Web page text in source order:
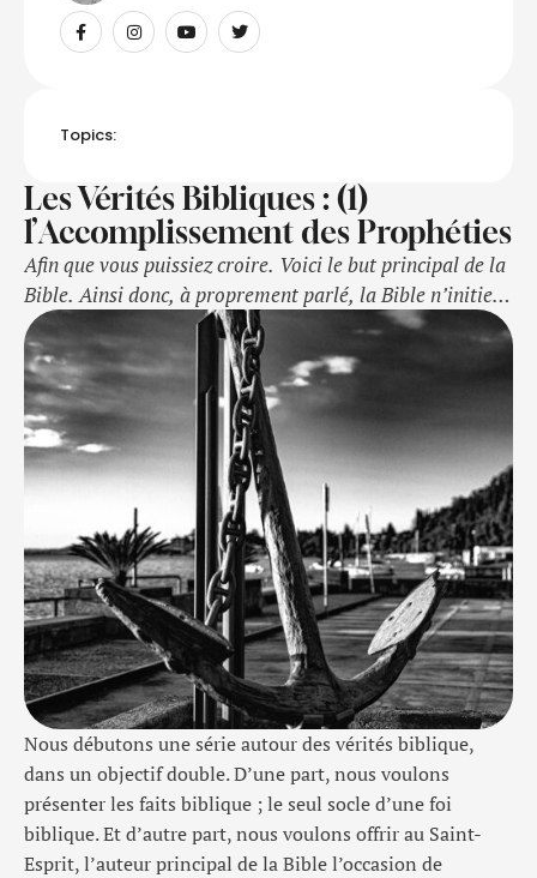
Topics:
Les Vérités Bibliques : (1)
l’Accomplissement des Prophéties
Afin que vous puissiez croire. Voici le but principal de la
Bible. Ainsi donc, à proprement parlé, la Bible n’initie
pas un débat autour d’elle. Elle nous convie plutôt à une
conversation, avec la possibilité pour l’Homme,
d’utiliser toute son intelligence, et ses capacités de
raisonner, afin de croire en Dieu.
Nous débutons une série autour des vérités biblique,
dans un objectif double. D’une part, nous voulons
présenter les faits biblique ; le seul socle d’une foi
biblique. Et d’autre part, nous voulons offrir au Saint-
Esprit, l’auteur principal de la Bible l’occasion de